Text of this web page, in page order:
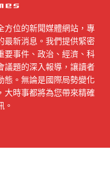
方位的新聞媒體網站，專
最新消息。我們提供緊密
要事件、政治、經濟、科
議題的深入報導，讓讀者
態。無論是國際局勢變化
大時事都將為您帶來精確
。